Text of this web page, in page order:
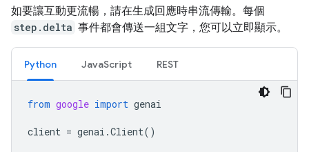
如要讓互動更流暢，請在生成回應時串流傳輸。每個
step.delta 事件都會傳送一組文字，您可以立即顯示。
Python JavaScript REST
from google import genai
client = genai .Client()